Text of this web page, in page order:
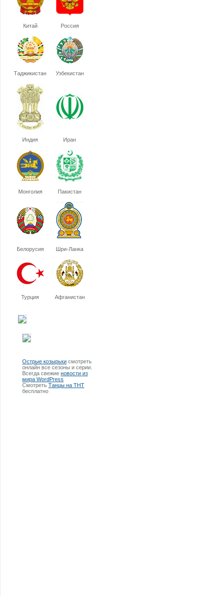
Китай Россия
Таджикистан Узбекистан
Индия Иран
Монголия Пакистан
Белорусия Шри-Ланка
Турция Афганистан
Острые козырьки смотреть
онлайн все сезоны и серии.
Всегда свежие новости из
мира WordPress
Смотреть Танцы на ТНТ
бесплатно